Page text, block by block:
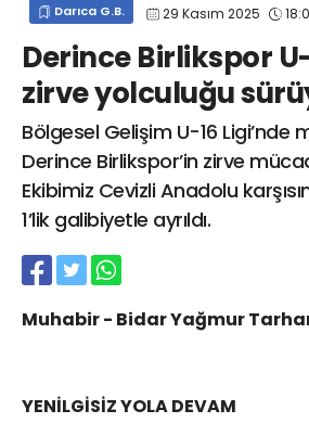
Darıca G.B. 29 Kasım 2025
Derince Birlikspor U-
zirve yolculuğu
Bölgesel Gelişim U-16 Ligi’nde
Derince Birlikspor’in zirve
Ekibimiz Cevizli Anadolu
1’lik galibiyetle ayrıldı.
Muhabir - Bidar Yağmur
YENİLGİSİZ YOLA DEVAM